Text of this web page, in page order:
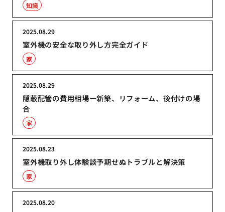
知識
室外機の安全な取り外し方完全ガイド
2025.08.29
家
隠蔽配管の費用相場ー新築、リフォーム、後付けの場
合
2025.08.29
家
室外機取り外し体験談予期せぬトラブルと解決策
2025.08.23
家
2025.08.20